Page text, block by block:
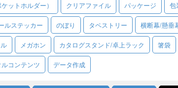
ットホルダー） クリアファイル パッケージ 包
ルステッカー のぼり タペストリー 横断幕/懸垂
メガホン カタログスタンド/卓上ラック 箸袋
コンテンツ データ作成